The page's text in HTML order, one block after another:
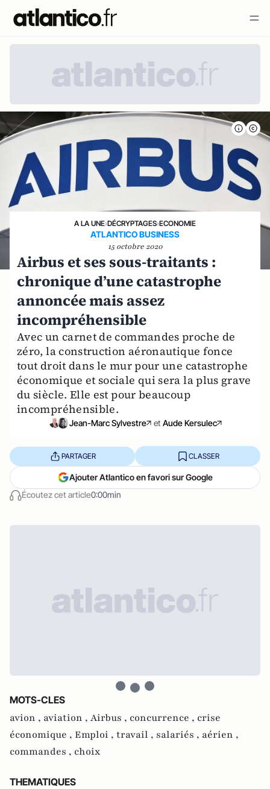
A LA UNE›DÉCRYPTAGES›ECONOMIE
ATLANTICO BUSINESS
15 octobre 2020
Airbus et ses sous-traitants :
chronique d’une catastrophe
annoncée mais assez
incompréhensible
Avec un carnet de commandes proche de
zéro, la construction aéronautique fonce
tout droit dans le mur pour une catastrophe
économique et sociale qui sera la plus grave
du siècle. Elle est pour beaucoup
incompréhensible.
Jean-Marc Sylvestre et Aude Kersulec
Écoutez cet article0:00min
PARTAGER CLASSER
Ajouter Atlantico en favori sur Google
MOTS-CLES
avion , aviation , Airbus , concurrence , crise
économique , Emploi , travail , salariés , aérien ,
commandes , choix
THEMATIQUES